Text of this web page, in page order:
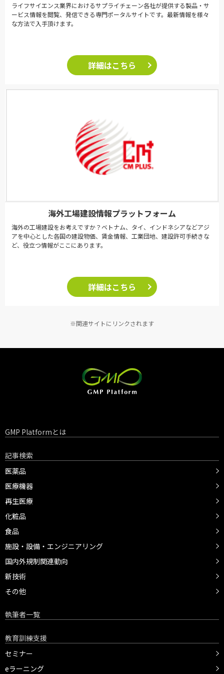
ライフサイエンス業界におけるサプライチェーン各社が提供する製品・サ
ービス情報を閲覧、発信できる専門ポータルサイトです。最新情報を様々
な方法で入手頂けます。
詳細はこちら
海外工場建設情報プラットフォーム
海外の工場建設をお考えですか？ベトナム、タイ、インドネシアなどアジ
アを中心とした各国の建設物価、賃金情報、工業団地、建設許可手続きな
ど、役立つ情報がここにあります。
詳細はこちら
※関連サイトにリンクされます
GMP Platformとは
記事検索
医薬品
医療機器
再生医療
化粧品
食品
施設・設備・エンジニアリング
国内外規制関連動向
新技術
その他
執筆者一覧
教育訓練支援
セミナー
eラーニング